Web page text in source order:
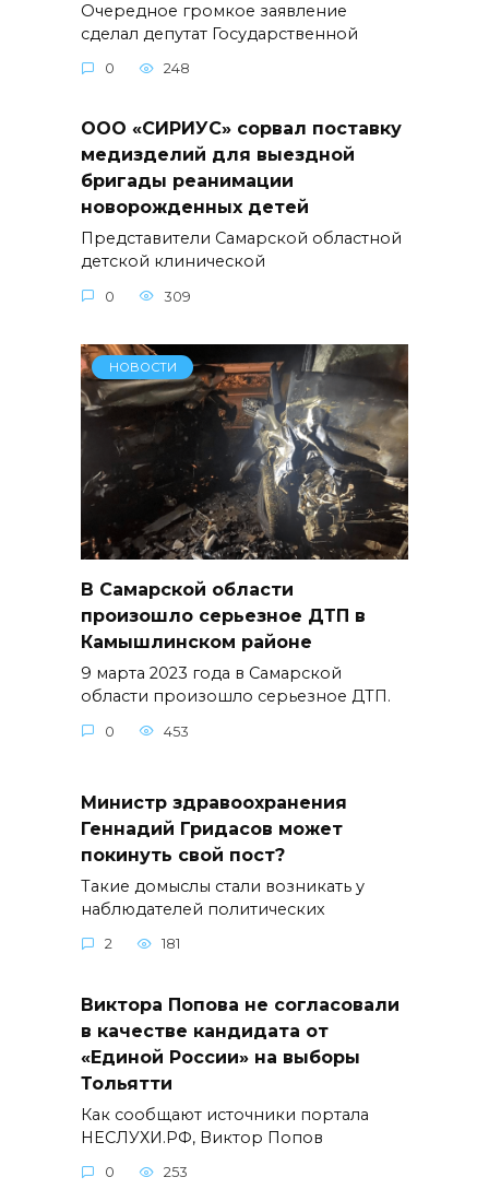
Очередное громкое заявление
сделал депутат Государственной
0 248
ООО «СИРИУС» сорвал поставку
медизделий для выездной
бригады реанимации
новорожденных детей
Представители Самарской областной
детской клинической
0 309
НОВОСТИ
В Самарской области
произошло серьезное ДТП в
Камышлинском районе
9 марта 2023 года в Самарской
области произошло серьезное ДТП.
0 453
Министр здравоохранения
Геннадий Гридасов может
покинуть свой пост?
Такие домыслы стали возникать у
наблюдателей политических
2 181
Виктора Попова не согласовали
в качестве кандидата от
«Единой России» на выборы
Тольятти
Как сообщают источники портала
НЕСЛУХИ.РФ, Виктор Попов
0 253